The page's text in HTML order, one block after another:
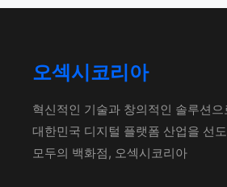
오섹시코리아
혁신적인 기술과 창의적인 솔루션으
대한민국 디지털 플랫폼 산업을 선
모두의 백화점, 오섹시코리아